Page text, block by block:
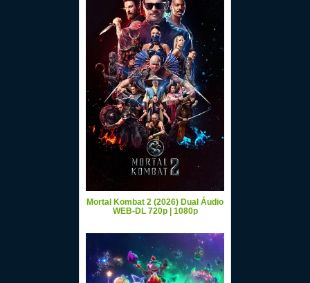
Mortal Kombat 2 (2026) Dual Áudio
WEB-DL 720p | 1080p